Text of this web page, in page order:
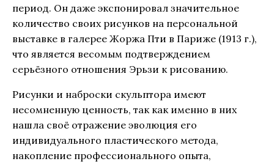
период. Он даже экспонировал значительное
количество своих рисунков на персональной
выставке в галерее Жоржа Пти в Париже (1913 г.),
что является весомым подтверждением
серьёзного отношения Эрьзи к рисованию.
Рисунки и наброски скульптора имеют
несомненную ценность, так как именно в них
нашла своё отражение эволюция его
индивидуального пластического метода,
накопление профессионального опыта,